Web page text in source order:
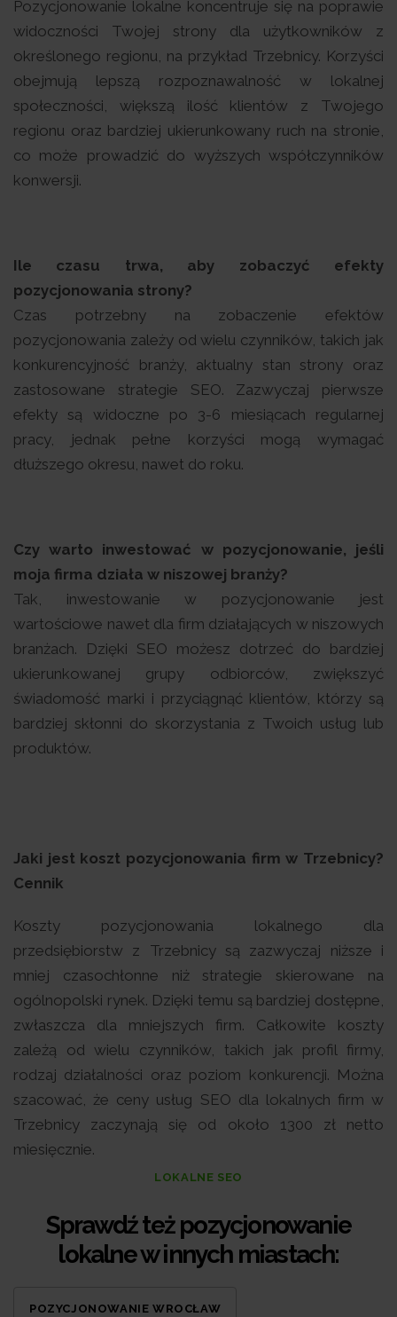
Pozycjonowanie lokalne koncentruje się na poprawie
widoczności Twojej strony dla użytkowników z
określonego regionu, na przykład Trzebnicy. Korzyści
obejmują lepszą rozpoznawalność w lokalnej
społeczności, większą ilość klientów z Twojego
regionu oraz bardziej ukierunkowany ruch na stronie,
co może prowadzić do wyższych współczynników
konwersji.
Ile czasu trwa, aby zobaczyć efekty
pozycjonowania strony?
Czas potrzebny na zobaczenie efektów
pozycjonowania zależy od wielu czynników, takich jak
konkurencyjność branży, aktualny stan strony oraz
zastosowane strategie SEO. Zazwyczaj pierwsze
efekty są widoczne po 3-6 miesiącach regularnej
pracy, jednak pełne korzyści mogą wymagać
dłuższego okresu, nawet do roku.
Czy warto inwestować w pozycjonowanie, jeśli
moja firma działa w niszowej branży?
Tak, inwestowanie w pozycjonowanie jest
wartościowe nawet dla firm działających w niszowych
branżach. Dzięki SEO możesz dotrzeć do bardziej
ukierunkowanej grupy odbiorców, zwiększyć
świadomość marki i przyciągnąć klientów, którzy są
bardziej skłonni do skorzystania z Twoich usług lub
produktów.
Jaki jest koszt pozycjonowania firm w Trzebnicy?
Cennik
Koszty pozycjonowania lokalnego dla
przedsiębiorstw z Trzebnicy są zazwyczaj niższe i
mniej czasochłonne niż strategie skierowane na
ogólnopolski rynek. Dzięki temu są bardziej dostępne,
zwłaszcza dla mniejszych firm. Całkowite koszty
zależą od wielu czynników, takich jak profil firmy,
rodzaj działalności oraz poziom konkurencji. Można
szacować, że ceny usług SEO dla lokalnych firm w
Trzebnicy zaczynają się od około 1300 zł netto
miesięcznie.
LOKALNE SEO
Sprawdź też pozycjonowanie
lokalne w innych miastach:
POZYCJONOWANIE WROCŁAW